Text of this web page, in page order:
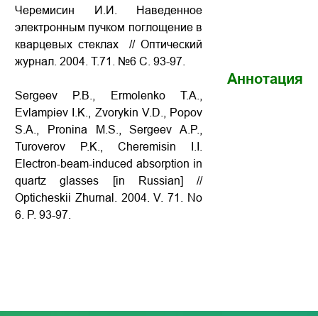
Черемисин И.И. Наведенное
электронным пучком поглощение в
кварцевых стеклах // Оптический
журнал. 2004. Т.71. №6 С. 93-97.
Sergeev P.B., Ermolenko T.A.,
Evlampiev I.K., Zvorykin V.D., Popov
S.A., Pronina M.S., Sergeev A.P.,
Turoverov P.K., Cheremisin I.I.
Electron-beam-induced absorption in
quartz glasses
[in Russian] //
Opticheskii Zhurnal. 2004. V. 71. No
6. P. 93-97
Аннотация